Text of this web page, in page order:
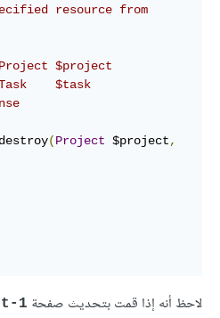
(Project $project,
لاحظ أنه إذا قمت بتحديث صفحة 1/